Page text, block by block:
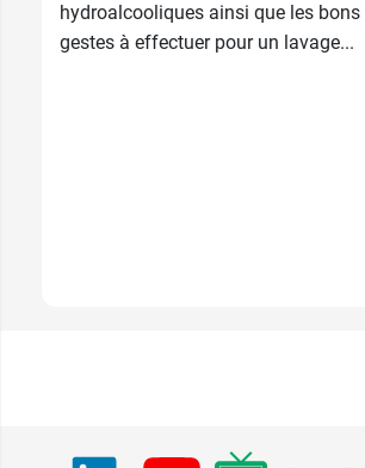
hydroalcooliques ainsi que les bons
gestes à effectuer pour un lavage...